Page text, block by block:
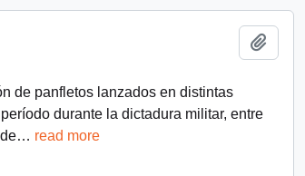
de panfletos lanzados en distintas
durante la dictadura militar, entre
… read more